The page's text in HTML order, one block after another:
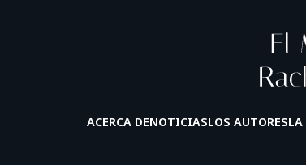
ACERCA DENOTICIASLOS AUTORESLA